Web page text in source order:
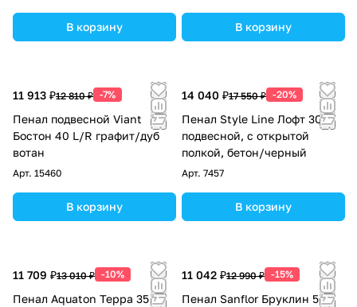
В корзину В корзину
11 913 ₽12 810 ₽ -7%
Пенал подвесной Viant
Бостон 40 L/R графит/дуб
вотан
Арт. 15460
В корзину
14 040 ₽17 550 ₽ -20%
Пенал Style Line Лофт 30 R
подвесной, с открытой
полкой, бетон/черный
Арт. 7457
В корзину
11 709 ₽13 010 ₽ -10%
Пенал Aquaton Терра 35
11 042 ₽12 990 ₽ -15%
Пенал Sanflor Бруклин 50